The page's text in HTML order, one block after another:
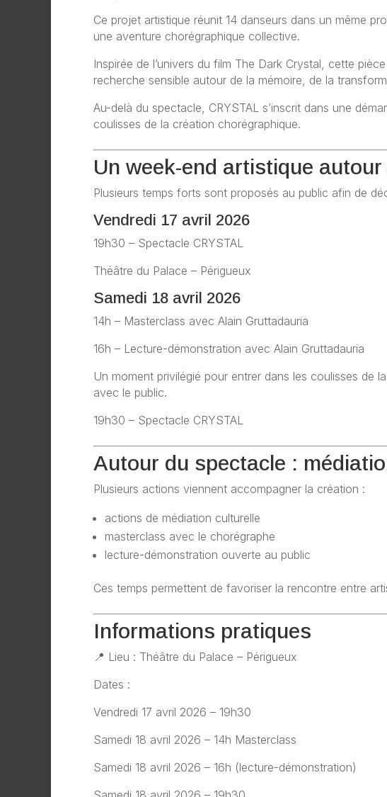
Ce projet artistique réunit 14 danseurs dans un même
une aventure chorégraphique collective.
Inspirée de l’univers du film The Dark Crystal , cette
recherche sensible autour de la mémoire, de la
Au-delà du spectacle, CRYSTAL s’inscrit dans une
coulisses de la création chorégraphique.
Un week-end artistique
Plusieurs temps forts sont proposés au public afin de
Vendredi 17 avril 2026
19h30 – Spectacle CRYSTAL
Théâtre du Palace – Périgueux
Samedi 18 avril 2026
14h – Masterclass avec Alain Gruttadauria
16h – Lecture-démonstration avec Alain Gruttadauria
Un moment privilégié pour entrer dans les coulisses de
avec le public.
19h30 – Spectacle CRYSTAL
Autour du spectacle :
Plusieurs actions viennent accompagner la création :
actions de médiation culturelle
masterclass avec le chorégraphe
lecture-démonstration ouverte au public
Ces temps permettent de favoriser la rencontre entre
Informations pratiques
📍 Lieu : Théâtre du Palace – Périgueux
Dates :
Vendredi 17 avril 2026 – 19h30
Samedi 18 avril 2026 – 14h Masterclass
Samedi 18 avril 2026 – 16h (lecture-démonstration)